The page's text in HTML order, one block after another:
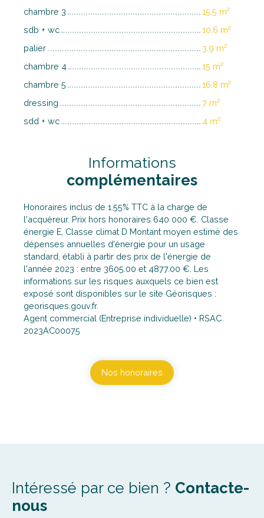
chambre 3
15,5 m²
sdb + wc
10,6 m²
palier
3,9 m²
chambre 4
15 m²
chambre 5
16,8 m²
dressing
7 m²
sdd + wc
4 m²
Informations
complémentaires
Honoraires inclus de 1.55% TTC à la charge de
l'acquéreur. Prix hors honoraires 640 000 €. Classe
énergie E, Classe climat D Montant moyen estimé des
dépenses annuelles d'énergie pour un usage
standard, établi à partir des prix de l'énergie de
l'année 2023 : entre 3605.00 et 4877.00 €. Les
informations sur les risques auxquels ce bien est
exposé sont disponibles sur le site Géorisques :
georisques.gouv.fr.
Agent commercial (Entreprise individuelle) • RSAC
2023AC00075
Nos honoraires
Intéressé par ce bien ? Contacte-
nous